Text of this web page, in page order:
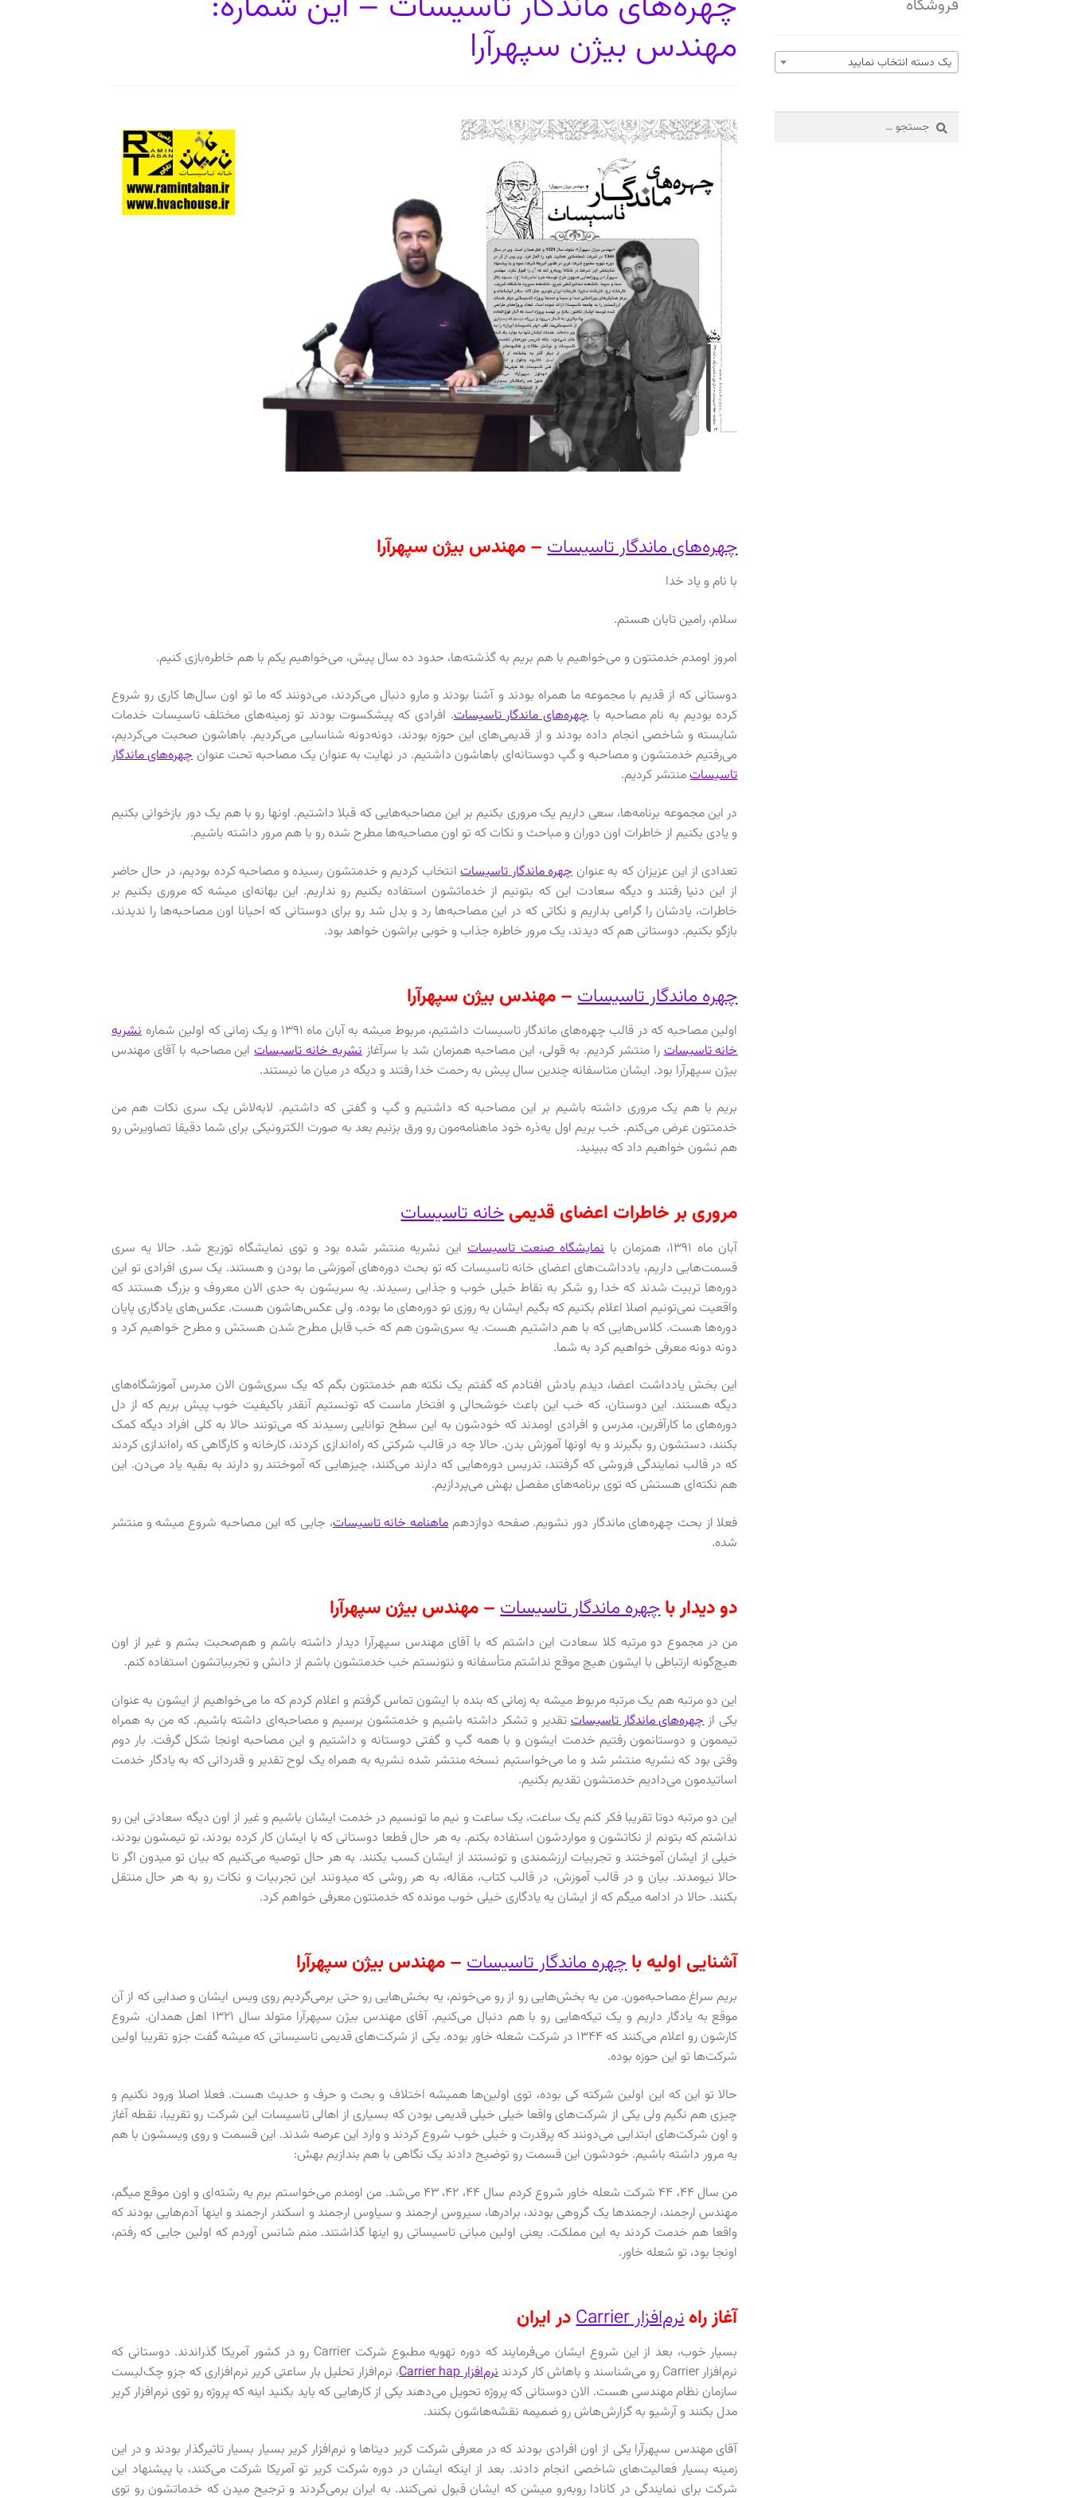
مهندس بیژن سپهرآرا
چهره‌های ماندگار تاسیسات– مهندس بیژن سپهرآرا
با نام و یاد خدا
سلام، رامین تابان هستم.
امروز اومدم خدمتتون و می‌خواهیم با هم بریم به گذشته‌ها، حدود ده سال پیش، می‌خواهیم یکم با هم خاطره‌بازی کنیم.
دوستانی که از قدیم با مجموعه ما همراه بودند و آشنا بودند و مارو دنبال می‌کردند، می‌دونند که ما تو اون سال‌ها کاری رو شروع
کرده بودیم به نام مصاحبه با چهره‌های ماندگار تاسیسات. افرادی که پیشکسوت بودند تو زمینه‌های مختلف تاسیسات خدمات
شایسته و شاخصی انجام داده بودند و از قدیمی‌های این حوزه بودند، دونه‌دونه شناسایی می‌کردیم. باهاشون صحبت می‌کردیم،
می‌رفتیم خدمتشون و مصاحبه و گپ دوستانه‌ای باهاشون داشتیم. در نهایت به عنوان یک مصاحبه تحت عنوانچهره‌های ماندگار
تاسیساتمنتشر کردیم.
در این مجموعه برنامه‌ها، سعی داریم یک مروری بکنیم بر این مصاحبه‌هایی که قبلا داشتیم. اونها رو با هم یک دور بازخوانی بکنیم
و یادی بکنیم از خاطرات اون دوران و مباحث و نکات که تو اون مصاحبه‌ها مطرح شده رو با هم مرور داشته باشیم.
تعدادی از این عزیزان که به عنوانچهره ماندگار تاسیساتانتخاب کردیم و خدمتشون رسیده و مصاحبه کرده بودیم، در حال حاضر
از این دنیا رفتند و دیگه سعادت این که بتونیم از خدماتشون استفاده بکنیم رو نداریم. این بهانه‌ای میشه که مروری بکنیم بر
خاطرات، یادشان را گرامی بداریم و نکاتی که در این مصاحبه‌ها رد و بدل شد رو برای دوستانی که احیانا اون مصاحبه‌ها را ندیدند،
بازگو بکنیم. دوستانی هم که دیدند، یک مرور خاطره جذاب و خوبی براشون خواهد بود.
چهره ماندگار تاسیسات– مهندس بیژن سپهرآرا
اولین مصاحبه که در قالب چهره‌های ماندگار تاسیسات داشتیم، مربوط میشه به آبان ماه ۱۳۹۱ و یک زمانی که اولین شماره
نشریه
خانه تاسیساترا منتشر کردیم. به قولی، این مصاحبه همزمان شد با سرآغازنشریه خانه تاسیساتاین مصاحبه با آقای مهندس
بیژن سپهرآرا بود. ایشان متاسفانه چندین سال پیش به رحمت خدا رفتند و دیگه در میان ما نیستند.
بریم با هم یک مروری داشته باشیم بر این مصاحبه که داشتیم و گپ و گفتی که داشتیم. لابه‌لاش یک سری نکات هم من
خدمتتون عرض می‌کنم. خب بریم اول یه‌ذره خود ماهنامه‌مون رو ورق بزنیم بعد به صورت الکترونیکی برای شما دقیقا تصاویرش رو
هم نشون خواهیم داد که ببینید.
مروری بر خاطرات اعضای قدیمیخانه تاسیسات
آبان ماه ۱۳۹۱، همزمان با نمایشگاه صنعت تاسیساتاین نشریه منتشر شده بود و توی نمایشگاه توزیع شد. حالا یه سری
قسمت‌هایی داریم، یادداشت‌های اعضای خانه تاسیسات که تو بحث دوره‌های آموزشی ما بودن و هستند. یک سری افرادی تو این
دوره‌ها تربیت شدند که خدا رو شکر به نقاط خیلی خوب و جذابی رسیدند. یه سریشون به حدی الان معروف و بزرگ هستند که
واقعیت نمی‌تونیم اصلا اعلام بکنیم که بگیم ایشان یه روزی تو دوره‌های ما بوده. ولی عکس‌هاشون هست. عکس‌های یادگاری پایان
دوره‌ها هست. کلاس‌هایی که با هم داشتیم هست. یه سری‌شون هم که خب قابل مطرح شدن هستش و مطرح خواهیم کرد و
دونه دونه معرفی خواهیم کرد به شما.
این بخش یادداشت اعضا، دیدم یادش افتادم که گفتم یک نکته هم خدمتتون بگم که یک سری‌شون الان مدرس آموزشگاه‌های
دیگه هستند. این دوستان، که خب این باعث خوشحالی و افتخار ماست که تونستیم آنقدر باکیفیت خوب پیش بریم که از دل
دوره‌های ما کارآفرین، مدرس و افرادی اومدند که خودشون به این سطح توانایی رسیدند که می‌تونند حالا به کلی افراد دیگه کمک
بکنند، دستشون رو بگیرند و به اونها آموزش بدن. حالا چه در قالب شرکتی که راه‌اندازی کردند، کارخانه و کارگاهی که راه‌اندازی کردند
که در قالب نمایندگی فروشی که گرفتند، تدریس دوره‌هایی که دارند می‌کنند، چیزهایی که آموختند رو دارند به بقیه یاد می‌دن. این
هم نکته‌ای هستش که توی برنامه‌های مفصل بهش می‌پردازیم.
فعلا از بحث چهره‌های ماندگار دور نشویم. صفحه دوازدهم ماهنامه خانه تاسیسات، جایی که این مصاحبه شروع میشه و منتشر
شده.
دو دیدار باچهره ماندگار تاسیسات– مهندس بیژن سپهرآرا
من در مجموع دو مرتبه کلا سعادت این داشتم که با آقای مهندس سپهرآرا دیدار داشته باشم و هم‌صحبت بشم و غیر از اون
هیچ‌گونه ارتباطی با ایشون هیچ موقع نداشتم متأسفانه و نتونستم خب خدمتشون باشم از دانش و تجربیاتشون استفاده کنم.
این دو مرتبه هم یک مرتبه مربوط میشه به زمانی که بنده با ایشون تماس گرفتم و اعلام کردم که ما می‌خواهیم از ایشون به عنوان
یکی ازچهره‌های ماندگار تاسیساتتقدیر و تشکر داشته باشیم و خدمتشون برسيم و مصاحبه‌ای داشته باشیم. که من به همراه
تیممون و دوستانمون رفتیم خدمت ایشون و با همه گپ و گفتی دوستانه و داشتیم و اين مصاحبه اونجا شکل گرفت. بار دوم
وقتی بود که نشریه منتشر شد و ما می‌خواستیم نسخه منتشر شده نشریه به همراه یک لوح تقدیر و قدردانی که به یادگار خدمت
اساتیدمون می‌دادیم خدمتشون تقديم بکنیم.
این دو مرتبه دوتا تقریبا فکر کنم یک ساعت، یک ساعت و نیم ما تونسیم در خدمت ایشان باشیم و غیر از اون دیگه سعادتی این رو
نداشتم که بتونم از نکاتشون و مواردشون استفاده بکنم. به هر حال قطعا دوستانی که با ایشان کار کرده بودند، تو تیمشون بودند،
خیلی از ایشان آموختند و تجربیات ارزشمندی و تونستند از ایشان کسب بکنند. به هر حال توصیه می‌کنیم که بیان تو میدون اگر تا
حالا نیومدند. بیان و در قالب آموزش، در قالب کتاب، مقاله، به هر روشی که میدونند این تجربیات و نکات رو به هر حال منتقل
بکنند. حالا در ادامه میگم که از ایشان یه یادگاری خیلی خوب مونده که خدمتتون معرفی خواهم کرد.
آشنایی اولیه باچهره ماندگار تاسیسات– مهندس بیژن سپهرآرا
بریم سراغ مصاحبه‌مون. من یه بخش‌هایی رو از رو می‌خونم، یه بخش‌هایی رو حتی برمی‌گردیم روی ویس ایشان و صدایی که از آن
موقع به یادگار داریم و یک تیکه‌هایی رو با هم دنبال می‌کنیم. آقای مهندس بیژن سپهرآرا متولد سال ۱۳۲۱ اهل همدان. شروع
کارشون رو اعلام می‌کنند که ۱۳۴۴ در شرکت شعله خاور بوده. یکی از شرکت‌های قدیمی تاسیساتی که میشه گفت جزو تقریبا اولین
شرکت‌ها تو این حوزه بوده.
حالا تو این که این اولین شرکته کی بوده، توی اولین‌ها همیشه اختلاف و بحث و حرف و حدیث هست. فعلا اصلا ورود نکنیم و
چیزی هم نگیم ولی یکی از شرکت‌های واقعا خیلی خیلی قدیمی بودن که بسیاری از اهالی تاسیسات این شرکت رو تقریبا، نقطه آغاز
و اون شرکت‌های ابتدایی می‌دونند که پرقدرت و خیلی خوب شروع کردند و وارد این عرصه شدند. این قسمت و روی ویسشون با هم
یه مرور داشته باشیم. خودشون این قسمت رو توضیح دادند یک نگاهی با هم بندازیم بهش:
من سال ۴۴، ۴۴ شرکت شعله خاور شروع کردم سال ۴۴، ۴۲، ۴۳ می‌شد. من اومدم می‌خواستم برم یه رشته‌ای و اون موقع میگم،
مهندس ارجمند، ارجمندها یک گروهی بودند، برادرها، سیروس ارجمند و سیاوس ارجمند و اسکندر ارجمند و اینها آدم‌هایی بودند که
واقعا هم خدمت کردند به این مملکت. یعنی اولین مبانی تاسیساتی رو اینها گذاشتند. منم شانس آوردم که اولین جایی که رفتم،
اونجا بود، تو شعله خاور.
آغاز راهنرم‌افزار Carrier در ایران
بسیار خوب، بعد از این شروع ایشان می‌فرمایند که دوره تهویه مطبوع شرکت Carrier رو در کشور آمریکا گذراندند. دوستانی که
نرم‌افزار Carrier رو می‌شناسند و باهاش کار کردند
نرم‌افزار Carrier hap
، نرم‌افزار تحلیل بار ساعتی کریر نرم‌افزاری که جزو چک‌لیست
سازمان نظام مهندسی هست. الان دوستانی که پروژه تحویل می‌دهند یکی از کارهایی که باید بکنید اینه که پروژه رو توی نرم‌افزار کریر
مدل بکنند و آرشیو به گزارش‌هاش رو ضمیمه نقشه‌هاشون بکنند.
آقای مهندس سپهرآرا یکی از اون افرادی بودند که در معرفی شرکت کریر دیتاها و نرم‌افزار کریر بسیار بسیار تاثیرگذار بودند و در این
زمینه بسیار فعالیت‌های شاخصی انجام دادند. بعد از اینکه ایشان در دوره شرکت کریر تو آمریکا شرکت می‌کنند، با پیشنهاد این
شرکت برای نمایندگی در کانادا روبه‌رو میشن که ایشان قبول نمی‌کنند. به ایران برمی‌گردند و ترجیح میدن که خدماتشون رو توی
فروشگاه
یک دسته انتخاب نمایید
جستجو
برای: